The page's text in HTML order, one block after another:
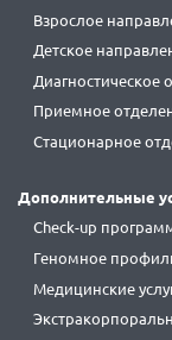
Взрослое
Детское
Диагностическое
Приемное
Стационарное
Дополнительные
Check-up
Геномное
Медицинские